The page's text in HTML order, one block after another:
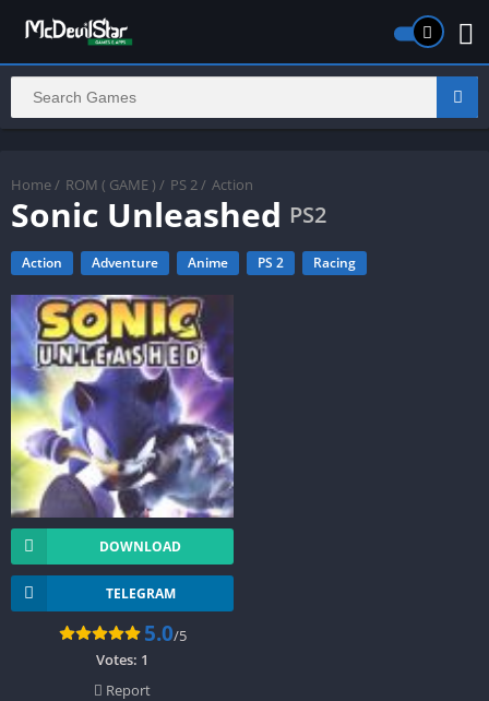
Home / ROM ( GAME ) / PS 2 / Action
Sonic Unleashed PS2
Action Adventure Anime PS 2 Racing
DOWNLOAD
TELEGRAM
5.0/5
Votes: 1
Report